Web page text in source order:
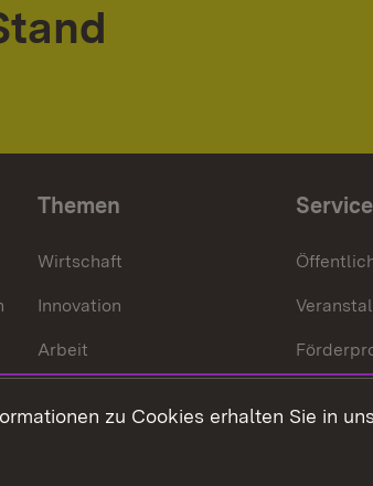
Themen
Wirtschaft
Innovation
Arbeit
Service
zu Cookies erhalten Sie in